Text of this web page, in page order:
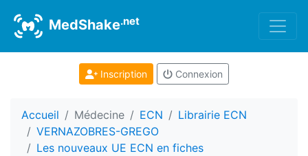
MedShake.net
Inscription Connexion
Accueil Médecine ECN
Librairie ECN
VERNAZOBRES-GREGO
Les nouveaux UE ECN en fiches